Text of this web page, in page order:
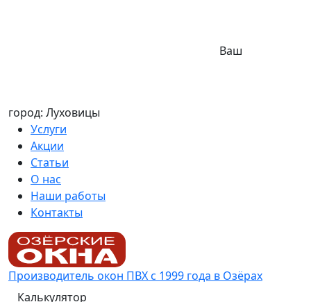
Ваш
город: Луховицы
Услуги
Акции
Статьи
О нас
Наши работы
Контакты
Производитель окон ПВХ с 1999 года в Озёрах
Калькулятор